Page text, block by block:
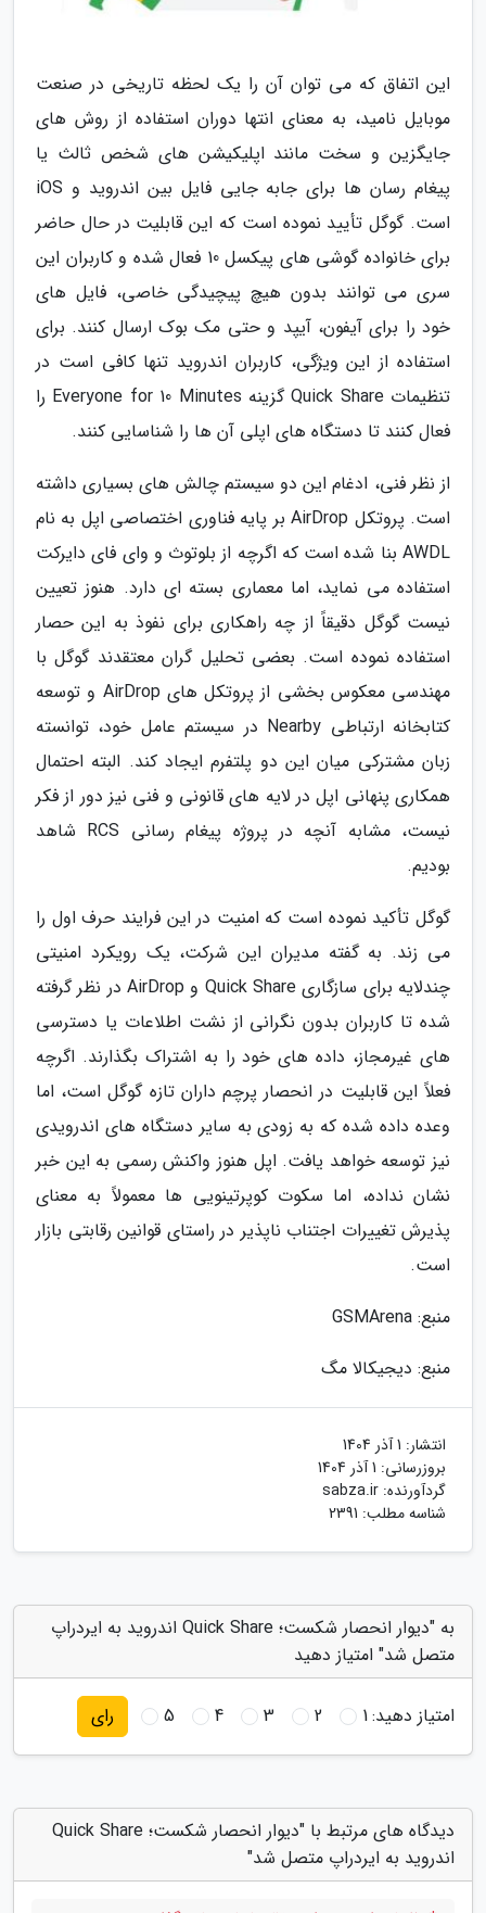
این اتفاق که می توان آن را یک لحظه تاریخی در صنعت
موبایل نامید، به معنای انتها دوران استفاده از روش های
جایگزین و سخت مانند اپلیکیشن های شخص ثالث یا
پیغام رسان ها برای جابه جایی فایل بین اندروید و iOS
است. گوگل تأیید نموده است که این قابلیت در حال حاضر
برای خانواده گوشی های پیکسل 10 فعال شده و کاربران این
سری می توانند بدون هیچ پیچیدگی خاصی، فایل های
خود را برای آیفون، آیپد و حتی مک بوک ارسال کنند. برای
استفاده از این ویژگی، کاربران اندروید تنها کافی است در
تنظیمات Quick Share گزینه Everyone for 10 Minutes را
فعال کنند تا دستگاه های اپلی آن ها را شناسایی کنند.
از نظر فنی، ادغام این دو سیستم چالش های بسیاری داشته
است. پروتکل AirDrop بر پایه فناوری اختصاصی اپل به نام
AWDL بنا شده است که اگرچه از بلوتوث و وای فای دایرکت
استفاده می نماید، اما معماری بسته ای دارد. هنوز تعیین
نیست گوگل دقیقاً از چه راهکاری برای نفوذ به این حصار
استفاده نموده است. بعضی تحلیل گران معتقدند گوگل با
مهندسی معکوس بخشی از پروتکل های AirDrop و توسعه
کتابخانه ارتباطی Nearby در سیستم عامل خود، توانسته
زبان مشترکی میان این دو پلتفرم ایجاد کند. البته احتمال
همکاری پنهانی اپل در لایه های قانونی و فنی نیز دور از فکر
نیست، مشابه آنچه در پروژه پیغام رسانی RCS شاهد
بودیم.
گوگل تأکید نموده است که امنیت در این فرایند حرف اول را
می زند. به گفته مدیران این شرکت، یک رویکرد امنیتی
چندلایه برای سازگاری Quick Share و AirDrop در نظر گرفته
شده تا کاربران بدون نگرانی از نشت اطلاعات یا دسترسی
های غیرمجاز، داده های خود را به اشتراک بگذارند. اگرچه
فعلاً این قابلیت در انحصار پرچم داران تازه گوگل است، اما
وعده داده شده که به زودی به سایر دستگاه های اندرویدی
نیز توسعه خواهد یافت. اپل هنوز واکنش رسمی به این خبر
نشان نداده، اما سکوت کوپرتینویی ها معمولاً به معنای
پذیرش تغییرات اجتناب ناپذیر در راستای قوانین رقابتی بازار
است.
منبع: GSMArena
منبع: دیجیکالا مگ
انتشار: 1 آذر 1404
بروزرسانی: 1 آذر 1404
گردآورنده: sabza.ir
شناسه مطلب: 2391
به "دیوار انحصار شکست؛ Quick Share اندروید به ایردراپ
متصل شد" امتیاز دهید
امتیاز دهید:1
2
3
4
5 رای
دیدگاه های مرتبط با "دیوار انحصار شکست؛ Quick Share
اندروید به ایردراپ متصل شد"